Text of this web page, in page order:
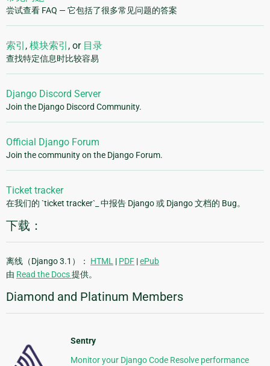
尝试查看 FAQ — 它包括了很多常见问题的答案
索引 , 模块索引 , or 目录
查找特定信息时比较容易
Django Discord Server
Join the Django Discord Community.
Official Django Forum
Join the community on the Django Forum.
Ticket tracker
在我们的 `ticket tracker`_ 中报告 Django 或 Django 文档的 Bug。
下载：
离线（Django 3.1）： HTML | PDF |ePub
由 Read the Docs提供。
Diamond and Platinum Members
Sentry
Monitor your Django Code Resolve performance